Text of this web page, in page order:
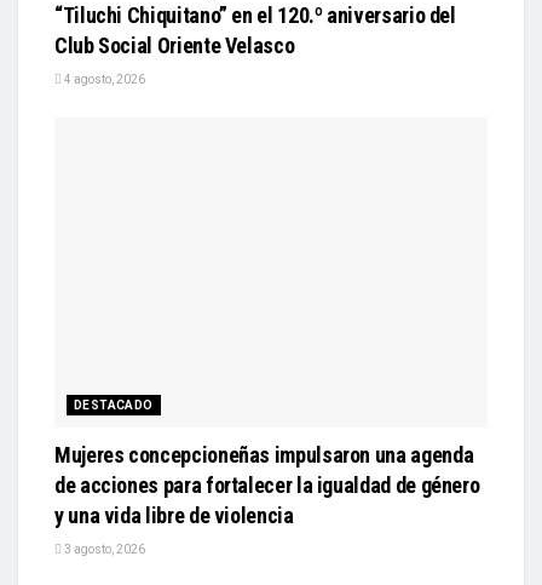
“Tiluchi Chiquitano” en el 120.º aniversario del
Club Social Oriente Velasco
4 agosto, 2026
DESTACADO
Mujeres concepcioneñas impulsaron una agenda
de acciones para fortalecer la igualdad de género
y una vida libre de violencia
3 agosto, 2026